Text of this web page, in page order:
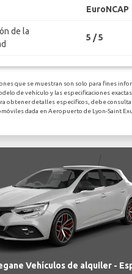
EuroNCAP
de la
5 / 5
que se muestran son solo para fines
de vehículo y las especificaciones
obtener detalles específicos, debe
dada en Aeropuerto de Lyon-Saint
Vehículos de alquiler -